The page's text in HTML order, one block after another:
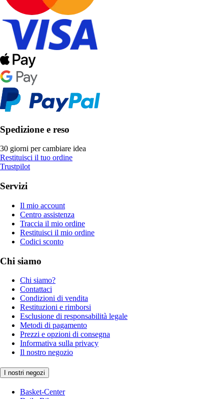
Spedizione e reso
30 giorni per cambiare idea
Restituisci il tuo ordine
Trustpilot
Servizi
Il mio account
Centro assistenza
Traccia il mio ordine
Restituisci il mio ordine
Codici sconto
Chi siamo
Chi siamo?
Contattaci
Condizioni di vendita
Restituzioni e rimborsi
Esclusione di responsabilità legale
Metodi di pagamento
Prezzi e opzioni di consegna
Informativa sulla privacy
Il nostro negozio
I nostri negozi
Basket-Center